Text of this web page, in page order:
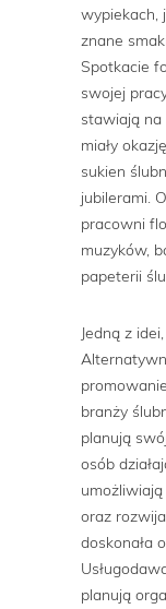
wypiekach,
znane
Spotkacie
swojej
stawiają na
miały
sukien
jubilerami.
pracowni
muzyków,
papeterii
Jedną z
branży
planują
osób
oraz
doskonała
planują